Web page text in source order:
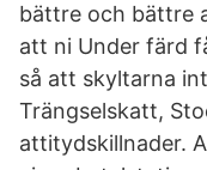
bättre och bättre
att ni Under färd
så att skyltarna
Trängselskatt,
attitydskillnader.